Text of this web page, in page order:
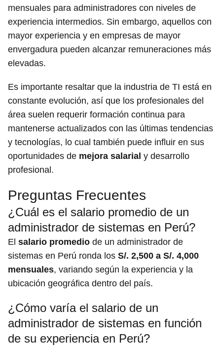
mensuales para administradores con niveles de
experiencia intermedios. Sin embargo, aquellos con
mayor experiencia y en empresas de mayor
envergadura pueden alcanzar remuneraciones más
elevadas.
Es importante resaltar que la industria de TI está en
constante evolución, así que los profesionales del
área suelen requerir formación continua para
mantenerse actualizados con las últimas tendencias
y tecnologías, lo cual también puede influir en sus
oportunidades de mejora salarial y desarrollo
profesional.
Preguntas Frecuentes
¿Cuál es el salario promedio de un
administrador de sistemas en Perú?
El salario promedio de un administrador de
sistemas en Perú ronda los S/. 2,500 a S/. 4,000
mensuales, variando según la experiencia y la
ubicación geográfica dentro del país.
¿Cómo varía el salario de un
administrador de sistemas en función
de su experiencia en Perú?